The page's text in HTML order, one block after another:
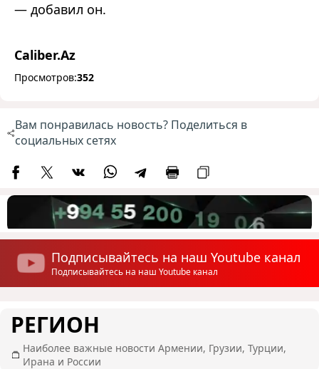
— добавил он.
Caliber.Az
Просмотров:352
Вам понравилась новость? Поделиться в
социальных сетях
Подписывайтесь на наш Youtube канал
Подписывайтесь на наш Youtube канал
РЕГИОН
Наиболее важные новости Армении, Грузии, Турции,
Ирана и России